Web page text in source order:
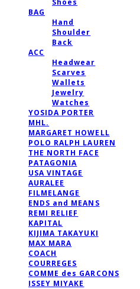
Shoes
BAG
Hand
Shoulder
Back
ACC
Headwear
Scarves
Wallets
Jewelry
Watches
YOSIDA PORTER
MHL.
MARGARET HOWELL
POLO RALPH LAUREN
THE NORTH FACE
PATAGONIA
USA VINTAGE
AURALEE
FILMELANGE
ENDS and MEANS
REMI RELIEF
KAPITAL
KIJIMA TAKAYUKI
MAX MARA
COACH
COURREGES
COMME des GARCONS
ISSEY MIYAKE